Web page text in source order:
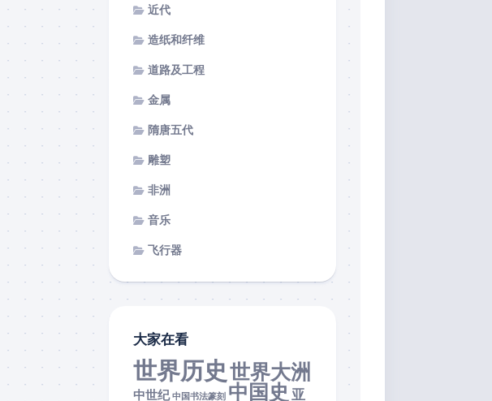
近代
造纸和纤维
道路及工程
金属
隋唐五代
雕塑
非洲
音乐
飞行器
大家在看
世界历史 世界大洲
中世纪 中国书法篆刻 中国史 亚